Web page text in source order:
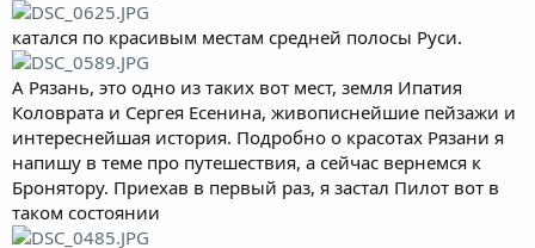
катался по красивым местам средней полосы Руси.
А Рязань, это одно из таких вот мест, земля Ипатия
Коловрата и Сергея Есенина, живописнейшие пейзажи и
интереснейшая история. Подробно о красотах Рязани я
напишу в теме про путешествия, а сейчас вернемся к
Бронятору. Приехав в первый раз, я застал Пилот вот в
таком состоянии